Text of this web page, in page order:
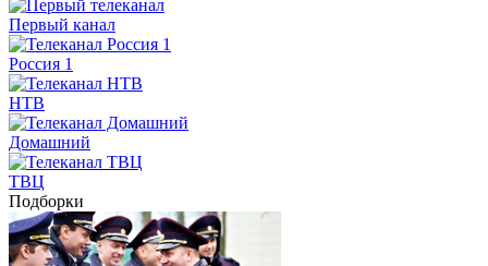
Первый канал
Россия 1
НТВ
Домашний
ТВЦ
Подборки